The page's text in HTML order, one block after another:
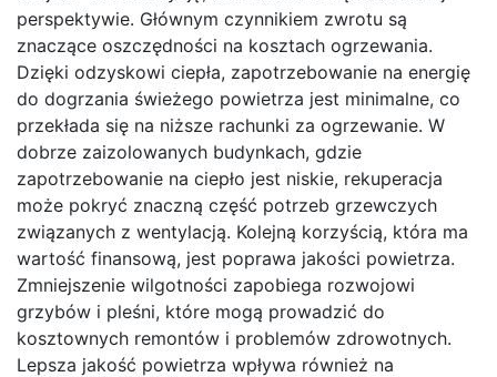
perspektywie. Głównym czynnikiem zwrotu są
znaczące oszczędności na kosztach ogrzewania.
Dzięki odzyskowi ciepła, zapotrzebowanie na energię
do dogrzania świeżego powietrza jest minimalne, co
przekłada się na niższe rachunki za ogrzewanie. W
dobrze zaizolowanych budynkach, gdzie
zapotrzebowanie na ciepło jest niskie, rekuperacja
może pokryć znaczną część potrzeb grzewczych
związanych z wentylacją. Kolejną korzyścią, która ma
wartość finansową, jest poprawa jakości powietrza.
Zmniejszenie wilgotności zapobiega rozwojowi
grzybów i pleśni, które mogą prowadzić do
kosztownych remontów i problemów zdrowotnych.
Lepsza jakość powietrza wpływa również na